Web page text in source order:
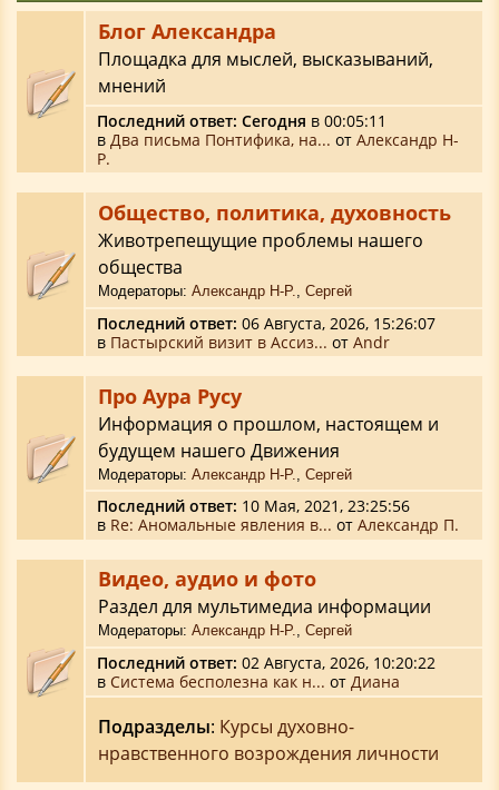
Блог Александра
Площадка для мыслей, высказываний,
мнений
Последний ответ: Сегодня в 00:05:11
в Два письма Понтифика, на... от Александр Н-
Р.
Общество, политика, духовность
Животрепещущие проблемы нашего
общества
Модераторы:Александр Н-Р. ,Сергей
Последний ответ: 06 Августа, 2026, 15:26:07
в Пастырский визит в Ассиз... от Аndr
Про Аура Русу
Информация о прошлом, настоящем и
будущем нашего Движения
Модераторы:Александр Н-Р. ,Сергей
Последний ответ: 10 Мая, 2021, 23:25:56
в Re: Аномальные явления в... от Александр П.
Видео, аудио и фото
Раздел для мультимедиа информации
Модераторы:Александр Н-Р.,Сергей
Последний ответ: 02 Августа, 2026, 10:20:22
в Система бесполезна как н... от Диана
Подразделы: Курсы духовно-
нравственного возрождения личности